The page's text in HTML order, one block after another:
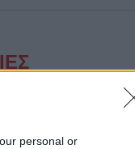
personal or